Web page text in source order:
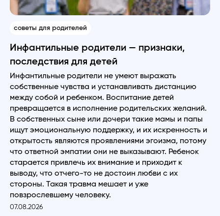
советы для родителей
Инфантильные родители — признаки,
последствия для детей
Инфантильные родители не умеют выражать
собственные чувства и устанавливать дистанцию
между собой и ребенком. Воспитание детей
превращается в исполнение родительских желаний.
В собственных сыне или дочери такие мамы и папы
ищут эмоциональную поддержку, и их искренность и
открытость являются проявлениями эгоизма, потому
что ответной эмпатии они не выказывают. Ребенок
старается привлечь их внимание и приходит к
выводу, что отчего-то не достоин любви с их
стороны. Такая травма мешает и уже
повзрослевшему человеку.
07.08.2026